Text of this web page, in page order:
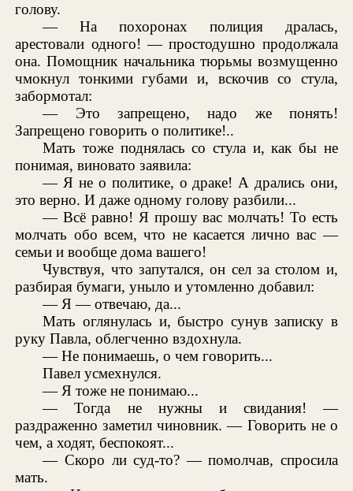
голову.
— На похоронах полиция дралась,
арестовали одного! — простодушно продолжала
она. Помощник начальника тюрьмы возмущенно
чмокнул тонкими губами и, вскочив со стула,
забормотал:
— Это запрещено, надо же понять!
Запрещено говорить о политике!..
Мать тоже поднялась со стула и, как бы не
понимая, виновато заявила:
— Я не о политике, о драке! А дрались они,
это верно. И даже одному голову разбили...
— Всё равно! Я прошу вас молчать! То есть
молчать обо всем, что не касается лично вас —
семьи и вообще дома вашего!
Чувствуя, что запутался, он сел за столом и,
разбирая бумаги, уныло и утомленно добавил:
— Я — отвечаю, да...
Мать оглянулась и, быстро сунув записку в
руку Павла, облегченно вздохнула.
— Не понимаешь, о чем говорить...
Павел усмехнулся.
— Я тоже не понимаю...
— Тогда не нужны и свидания! —
раздраженно заметил чиновник. — Говорить не о
чем, а ходят, беспокоят...
— Скоро ли суд-то? — помолчав, спросила
мать.